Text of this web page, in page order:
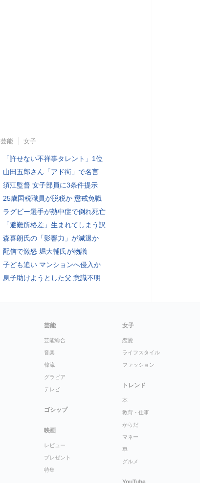
芸能 女子
「許せない不祥事タレント」1位
山田五郎さん「アド街」で名言
須江監督 女子部員に3条件提示
25歳国税職員が脱税か 懲戒免職
ラグビー選手が熱中症で倒れ死亡
「避難所格差」生まれてしまう訳
森喜朗氏の「影響力」が減退か
配信で激怒 堀大輔氏が物議
子ども追い マンションへ侵入か
息子助けようとした父 意識不明
芸能
芸能総合
音楽
韓流
グラビア
テレビ
ゴシップ
映画
レビュー
プレゼント
特集
女子
恋愛
ライフスタイル
ファッション
トレンド
本
教育・仕事
からだ
マネー
車
グルメ